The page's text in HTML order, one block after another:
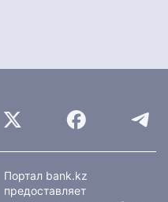
Портал bank.kz
предоставляет